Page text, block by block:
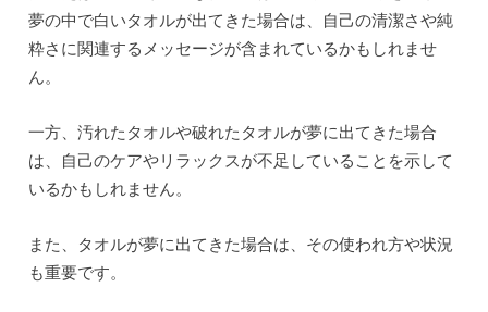
夢の中で白いタオルが出てきた場合は、自己の清潔さや純
粋さに関連するメッセージが含まれているかもしれませ
ん。
一方、汚れたタオルや破れたタオルが夢に出てきた場合
は、自己のケアやリラックスが不足していることを示して
いるかもしれません。
また、タオルが夢に出てきた場合は、その使われ方や状況
も重要です。